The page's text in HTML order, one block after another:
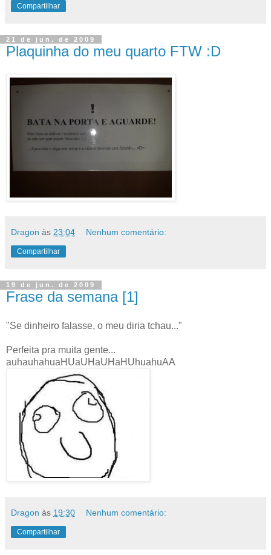
Compartilhar
21 de jun. de 2009
Plaquinha do meu quarto FTW :D
Dragon às 23:04 Nenhum comentário:
Compartilhar
19 de jun. de 2009
Frase da semana [1]
"Se dinheiro falasse, o meu diria tchau..."
Perfeita pra muita gente...
auhauhahuaHUaUHaUHaHUhuahuAA
Dragon às 19:30 Nenhum comentário:
Compartilhar